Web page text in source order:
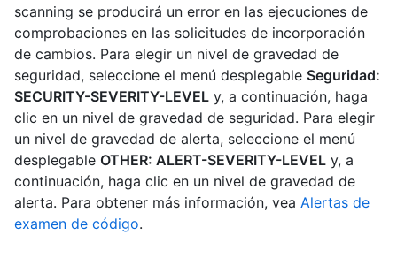
scanning se producirá un error en las ejecuciones de
comprobaciones en las solicitudes de incorporación
de cambios. Para elegir un nivel de gravedad de
seguridad, seleccione el menú desplegable Seguridad:
SECURITY-SEVERITY-LEVEL y, a continuación, haga
clic en un nivel de gravedad de seguridad. Para elegir
un nivel de gravedad de alerta, seleccione el menú
desplegable OTHER: ALERT-SEVERITY-LEVEL y, a
continuación, haga clic en un nivel de gravedad de
alerta. Para obtener más información, vea Alertas de
examen de código.